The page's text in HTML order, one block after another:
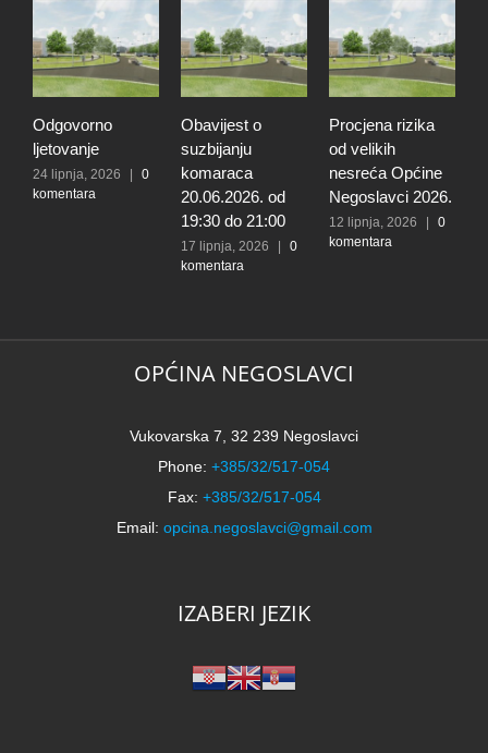
Odgovorno
ljetovanje
24 lipnja, 2026
0
komentara
Obavijest o
suzbijanju
komaraca
20.06.2026. od
19:30 do 21:00
17 lipnja, 2026
0
komentara
Procjena rizika
od velikih
nesreća Općine
Negoslavci 2026.
12 lipnja, 2026
0
komentara
OPĆINA NEGOSLAVCI
Vukovarska 7, 32 239 Negoslavci
Phone: +385/32/517-054
Fax: +385/32/517-054
Email: opcina.negoslavci@gmail.com
IZABERI JEZIK